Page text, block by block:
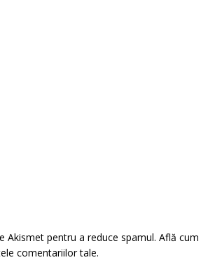
Akismet pentru a reduce spamul. Află cum
comentariilor tale.